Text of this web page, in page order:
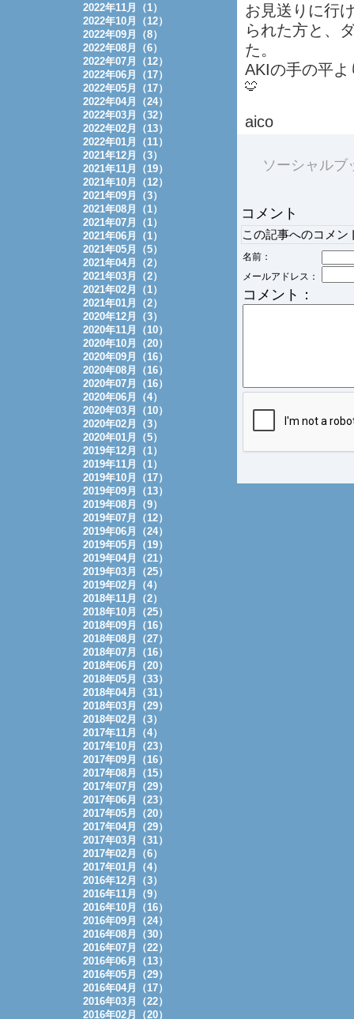
お見送りに行
られた方と、
た。
AKIの手の平
aico
ソーシャルブ
コメント
この記事へのコメン
名前：
メールアドレス：
コメント：
2022年11月（1）
2022年10月（12）
2022年09月（8）
2022年08月（6）
2022年07月（12）
2022年06月（17）
2022年05月（17）
2022年04月（24）
2022年03月（32）
2022年02月（13）
2022年01月（11）
2021年12月（3）
2021年11月（19）
2021年10月（12）
2021年09月（3）
2021年08月（1）
2021年07月（1）
2021年06月（1）
2021年05月（5）
2021年04月（2）
2021年03月（2）
2021年02月（1）
2021年01月（2）
2020年12月（3）
2020年11月（10）
2020年10月（20）
2020年09月（16）
2020年08月（16）
2020年07月（16）
2020年06月（4）
2020年03月（10）
2020年02月（3）
2020年01月（5）
2019年12月（1）
2019年11月（1）
2019年10月（17）
2019年09月（13）
2019年08月（9）
2019年07月（12）
2019年06月（24）
2019年05月（19）
2019年04月（21）
2019年03月（25）
2019年02月（4）
2018年11月（2）
2018年10月（25）
2018年09月（16）
2018年08月（27）
2018年07月（16）
2018年06月（20）
2018年05月（33）
2018年04月（31）
2018年03月（29）
2018年02月（3）
2017年11月（4）
2017年10月（23）
2017年09月（16）
2017年08月（15）
2017年07月（29）
2017年06月（23）
2017年05月（20）
2017年04月（29）
2017年03月（31）
2017年02月（6）
2017年01月（4）
2016年12月（3）
2016年11月（9）
2016年10月（16）
2016年09月（24）
2016年08月（30）
2016年07月（22）
2016年06月（13）
2016年05月（29）
2016年04月（17）
2016年03月（22）
2016年02月（20）